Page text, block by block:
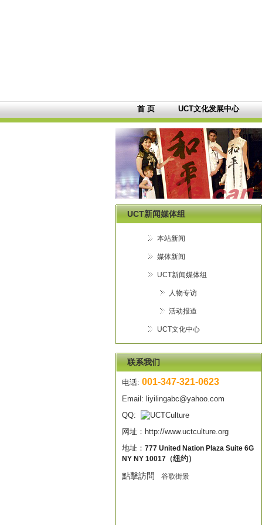
首 页 UCT文化发展中心
UCT新闻媒体组
本站新闻
媒体新闻
UCT新闻媒体组
人物专访
活动报道
UCT文化中心
联系我们
电话: 001-347-321-0623
Email: liyilingabc@yahoo.com
QQ:
网址： http://www.uctculture.org
地址： 777 United Nation Plaza Suite 6G
NY NY 10017 （纽约）
點擊訪問 谷歌街景